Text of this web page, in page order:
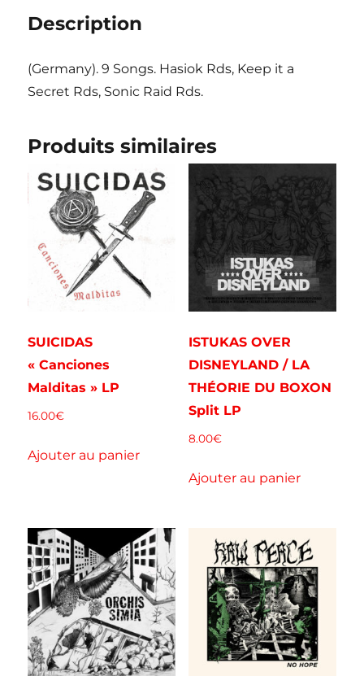
Brandstiftung"
Description
(Germany). 9 Songs. Hasiok Rds, Keep it a
Secret Rds, Sonic Raid Rds.
Produits similaires
SUICIDAS
« Canciones
Malditas » LP
16.00€
Ajouter au panier
ISTUKAS OVER
DISNEYLAND / LA
THÉORIE DU BOXON
Split LP
8.00€
Ajouter au panier